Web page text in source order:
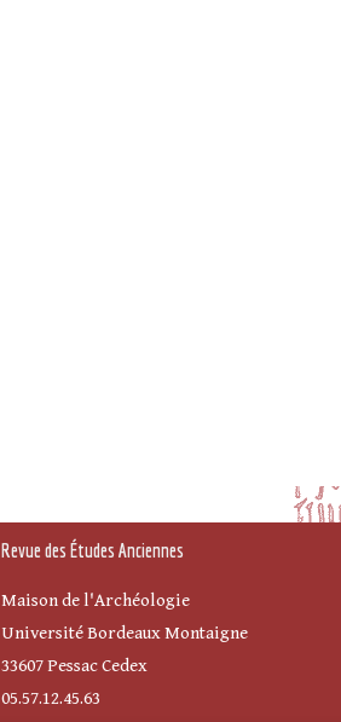
Revue des Études Anciennes
Maison de l'Archéologie
Université Bordeaux Montaigne
33607 Pessac Cedex
05.57.12.45.63